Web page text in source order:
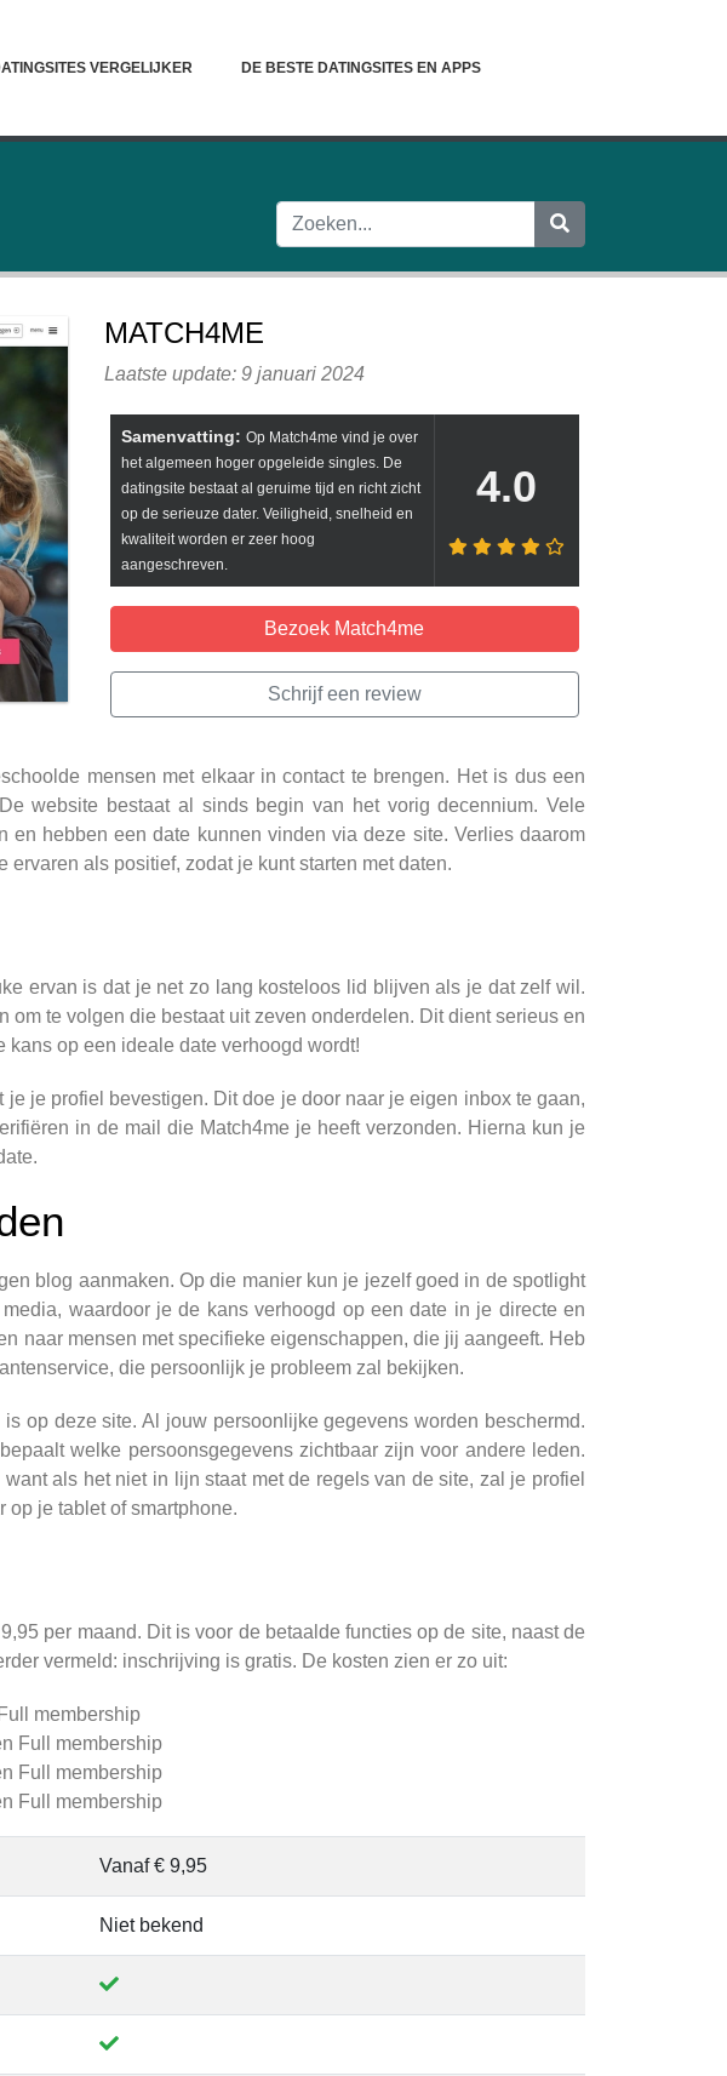
VERGELIJKER DE BESTE DATINGSITES EN APPS
MATCH4ME
Laatste update: 9 januari 2024
Samenvatting: Op Match4me vind je over
het algemeen hoger opgeleide singles. De
datingsite bestaat al geruime tijd en richt zicht
op de serieuze dater. Veiligheid, snelheid en
kwaliteit worden er zeer hoog
aangeschreven.
4.0
Bezoek Match4me
Schrijf een review
mensen met elkaar in contact te brengen. Het is dus een
website bestaat al sinds begin van het vorig decennium. Vele
hebben een date kunnen vinden via deze site. Verlies daarom
als positief, zodat je kunt starten met daten.
ervan is dat je net zo lang kosteloos lid blijven als je dat zelf wil.
om te volgen die bestaat uit zeven onderdelen. Dit dient serieus en
op een ideale date verhoogd wordt!
je profiel bevestigen. Dit doe je door naar je eigen inbox te gaan,
in de mail die Match4me je heeft verzonden. Hierna kun je
blog aanmaken. Op die manier kun je jezelf goed in de spotlight
waardoor je de kans verhoogd op een date in je directe en
naar mensen met specifieke eigenschappen, die jij aangeeft. Heb
die persoonlijk je probleem zal bekijken.
op deze site. Al jouw persoonlijke gegevens worden beschermd.
welke persoonsgegevens zichtbaar zijn voor andere leden.
als het niet in lijn staat met de regels van de site, zal je profiel
op je tablet of smartphone.
per maand. Dit is voor de betaalde functies op de site, naast de
vermeld: inschrijving is gratis. De kosten zien er zo uit:
membership
Full membership
Full membership
Full membership
Vanaf € 9,95
Niet bekend